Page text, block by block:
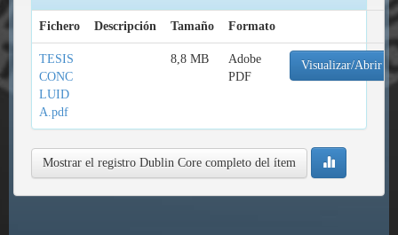
Fichero Descripción Tamaño Formato
TESIS
CONC
LUID
A.pdf
8,8 MB
Adobe
PDF
Visualizar/Abrir
Mostrar el registro Dublin Core completo del ítem